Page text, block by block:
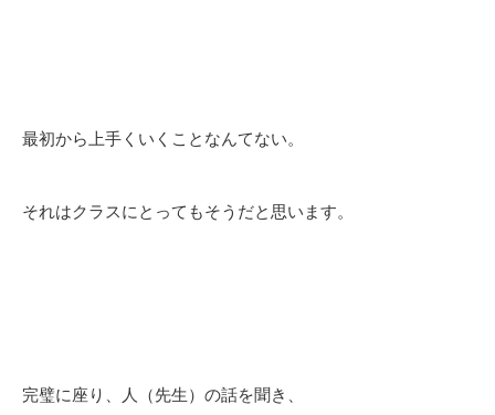
最初から上手くいくことなんてない。
それはクラスにとってもそうだと思います。
完璧に座り、人（先生）の話を聞き、